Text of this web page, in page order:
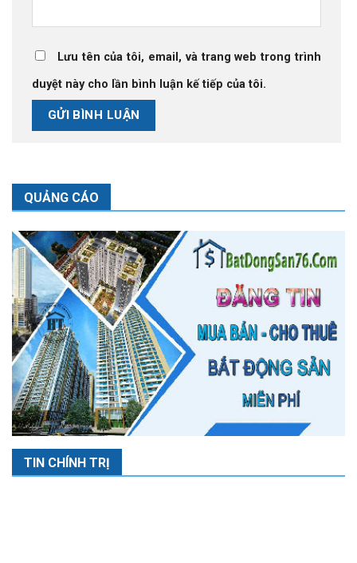
Lưu tên của tôi, email, và trang web trong trình
duyệt này cho lần bình luận kế tiếp của tôi.
QUẢNG CÁO
TIN CHÍNH TRỊ